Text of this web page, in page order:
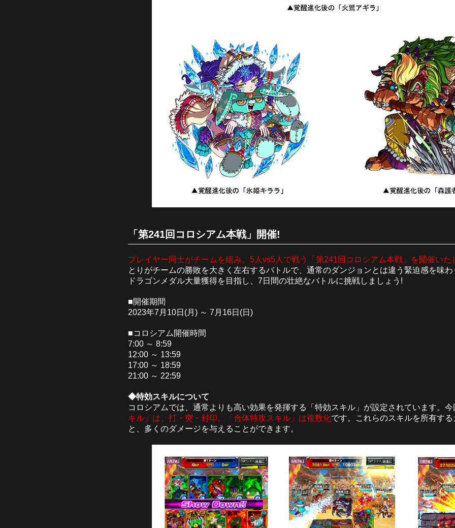
「第241回コロシアム本戦」開催!
プレイヤー同士がチームを組み、5人vs5人で戦う「第241回コロシアム本戦」を開催いた
とりがチームの勝敗を大きく左右するバトルで、通常のダンジョンとは違う緊迫感を味
ドラゴンメダル大量獲得を目指し、7日間の壮絶なバトルに挑戦しましょう!
■開催期間
2023年7月10日(月) ～ 7月16日(日)
■コロシアム開催時間
7:00 ～ 8:59
12:00 ～ 13:59
17:00 ～ 18:59
21:00 ～ 22:59
◆特効スキルについて
コロシアムでは、通常よりも高い効果を発揮する「特効スキル」が設定されています。
キル」は、打・突・封印、「合体特攻スキル」は複数化です。これらのスキルを所有す
と、多くのダメージを与えることができます。